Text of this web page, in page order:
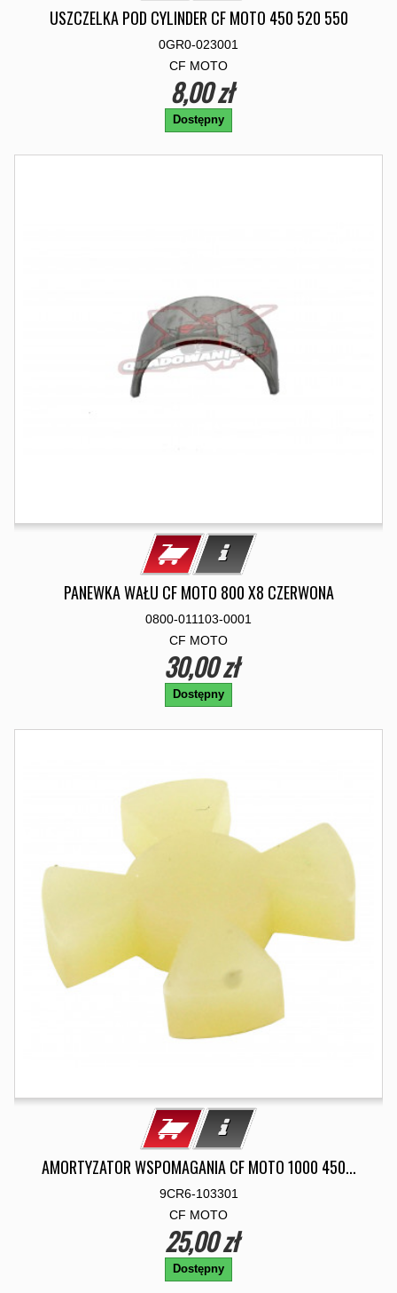
USZCZELKA POD CYLINDER CF MOTO 450 520 550
0GR0-023001
CF MOTO
8,00 zł
Dostępny
PANEWKA WAŁU CF MOTO 800 X8 CZERWONA
0800-011103-0001
CF MOTO
30,00 zł
Dostępny
AMORTYZATOR WSPOMAGANIA CF MOTO 1000 450...
9CR6-103301
CF MOTO
25,00 zł
Dostępny